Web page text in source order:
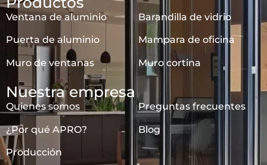
Ventana de aluminio
Puerta de aluminio
Muro de ventanas
Barandilla de vidrio
Mampara de oficina
Muro cortina
Nuestra empresa
Quienes somos
¿Por qué APRO?
Producción
Preguntas frecuentes
Blog